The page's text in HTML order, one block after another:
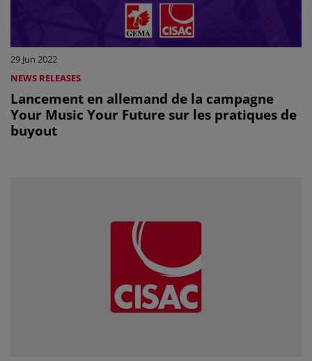
29 Jun 2022
NEWS RELEASES
Lancement en allemand de la campagne
Your Music Your Future sur les pratiques de
buyout